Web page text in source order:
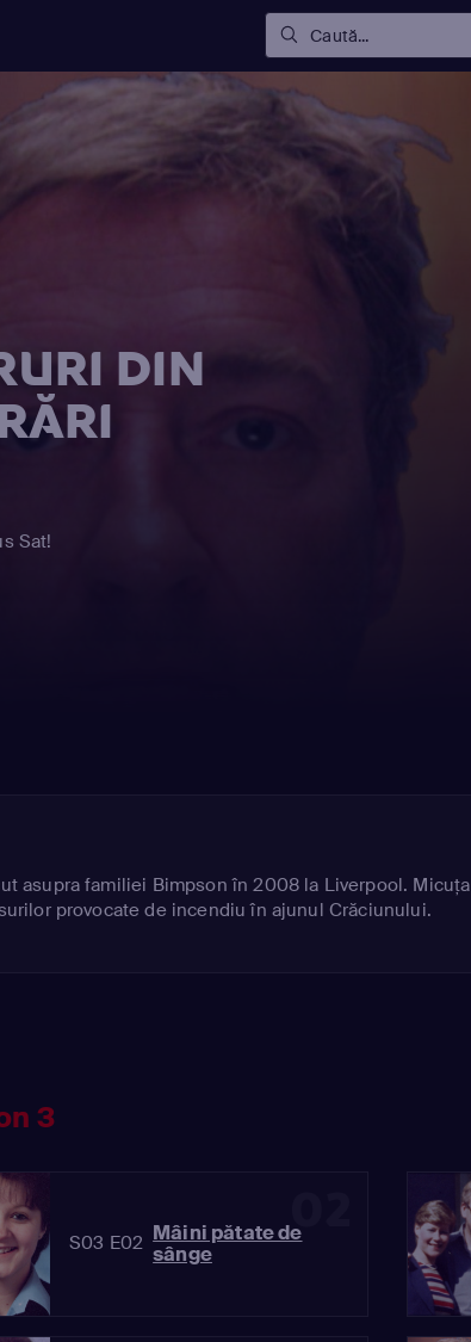
Caută...
DIN
Sat!
asupra familiei Bimpson în 2008 la Liverpool. Micuța
provocate de incendiu în ajunul Crăciunului.
3
02
S03 E02 Mâini pătate de
sânge